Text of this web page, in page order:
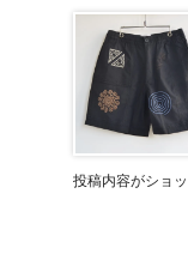
投稿内容がショ